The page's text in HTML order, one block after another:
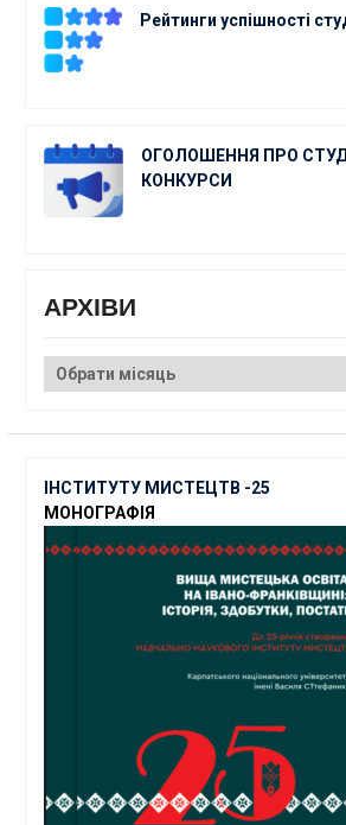
Рейтинги успішності
ОГОЛОШЕННЯ ПРО
КОНКУРСИ
АРХІВИ
АРХІВИ
ІНСТИТУТУ МИСТЕЦТВ -25
МОНОГРАФІЯ